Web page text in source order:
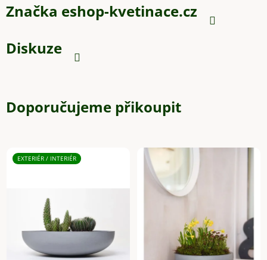
Značka eshop-kvetinace.cz
Diskuze
Doporučujeme přikoupit
EXTERIÉR / INTERIÉR